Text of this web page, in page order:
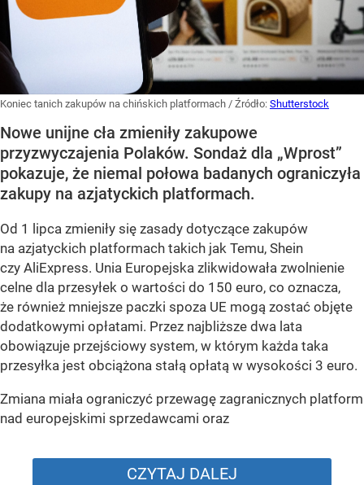
Koniec tanich zakupów na chińskich platformach / Źródło: Shutterstock
Nowe unijne cła zmieniły zakupowe
przyzwyczajenia Polaków. Sondaż dla „Wprost”
pokazuje, że niemal połowa badanych ograniczyła
zakupy na azjatyckich platformach.
Od 1 lipca zmieniły się zasady dotyczące zakupów
na azjatyckich platformach takich jak Temu, Shein
czy AliExpress. Unia Europejska zlikwidowała zwolnienie
celne dla przesyłek o wartości do 150 euro, co oznacza,
że również mniejsze paczki spoza UE mogą zostać objęte
dodatkowymi opłatami. Przez najbliższe dwa lata
obowiązuje przejściowy system, w którym każda taka
przesyłka jest obciążona stałą opłatą w wysokości 3 euro.
Zmiana miała ograniczyć przewagę zagranicznych platform
nad europejskimi sprzedawcami oraz
CZYTAJ DALEJ